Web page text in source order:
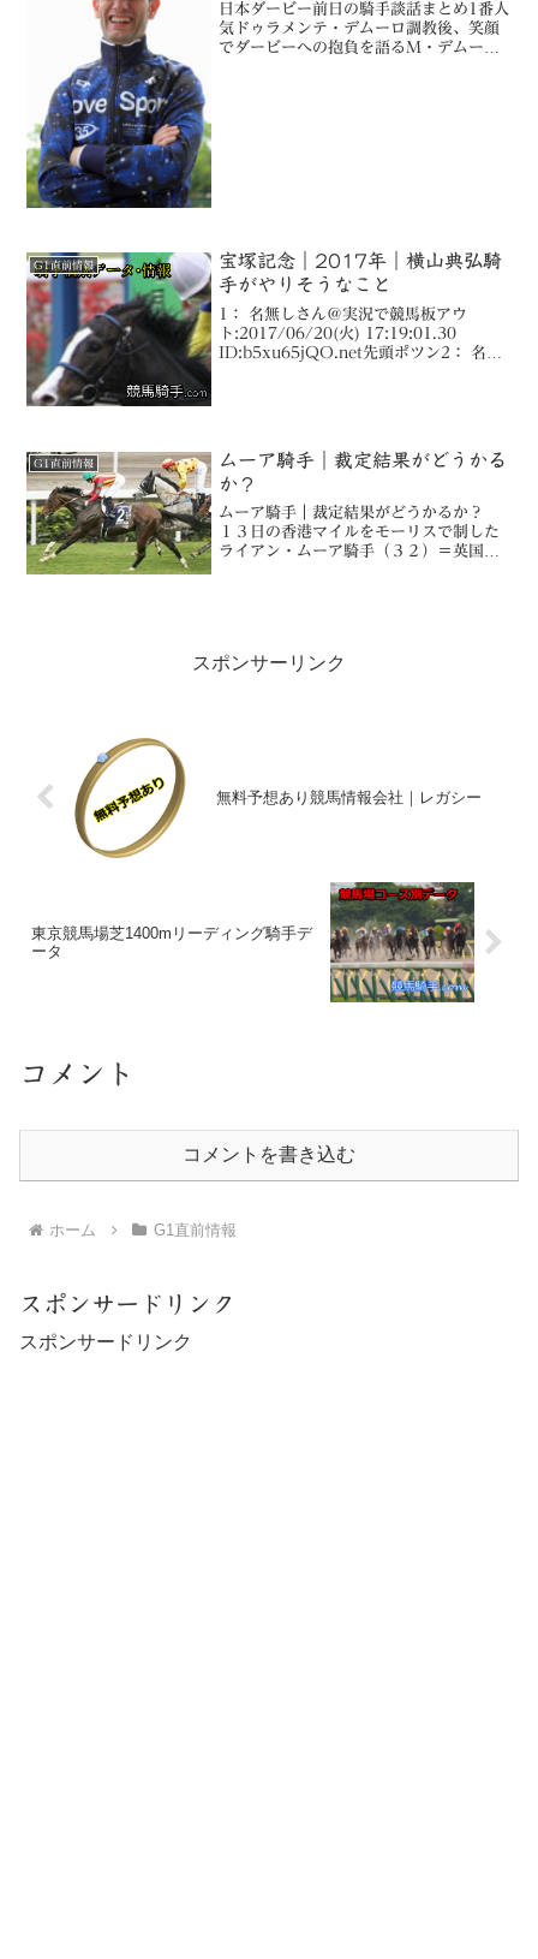
日本ダービー前日の騎手談話まとめ1番人
気ドゥラメンテ・デムーロ調教後、笑顔
でダービーへの抱負を語るＭ・デムーロ
G1直前情報
宝塚記念｜2017年｜横山典弘騎
手がやりそうなこと
1： 名無しさん＠実況で競馬板アウ
ト:2017/06/20(火) 17:19:01.30
ID:b5xu65jQO.net先頭ポツン2： 名無
G1直前情報
ムーア騎手｜裁定結果がどうかる
か？
ムーア騎手｜裁定結果がどうかるか？
１３日の香港マイルをモーリスで制した
ライアン・ムーア騎手（３２）＝英国＝
スポンサーリンク
無料予想あり競馬情報会社｜レガシー
東京競馬場芝1400mリーディング騎手デ
ータ
コメント
コメントを書き込む
ホーム G1直前情報
スポンサードリンク
スポンサードリンク